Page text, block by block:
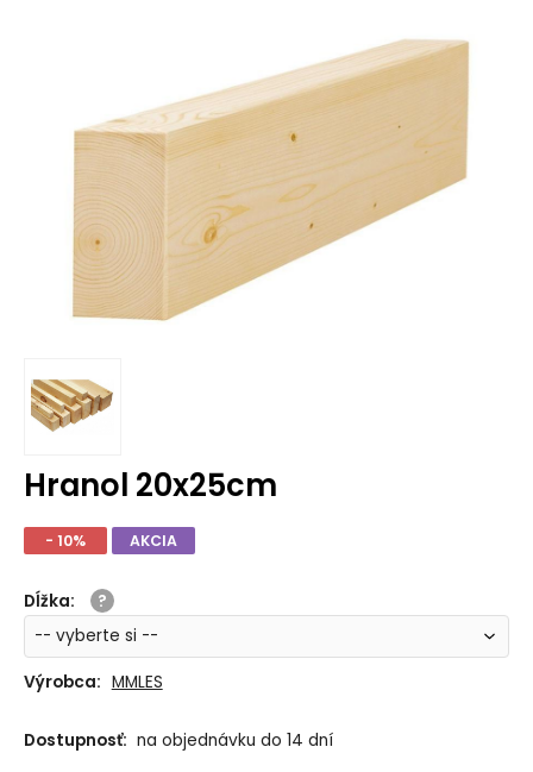
Hranol 20x25cm
- 10% AKCIA
Dĺžka:
Výrobca: MMLES
Dostupnosť: na objednávku do 14 dní